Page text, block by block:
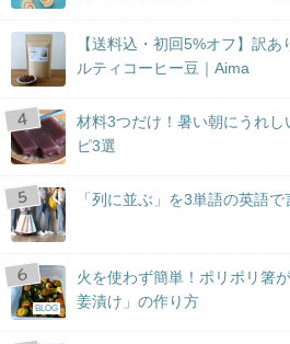
【送料込・初回5%オフ】訳
ルティコーヒー豆｜Aima
材料3つだけ！暑い朝にうれ
ピ3選
「列に並ぶ」を3単語の英語で
BLOG
火を使わず簡単！ポリポリ箸
姜漬け」の作り方